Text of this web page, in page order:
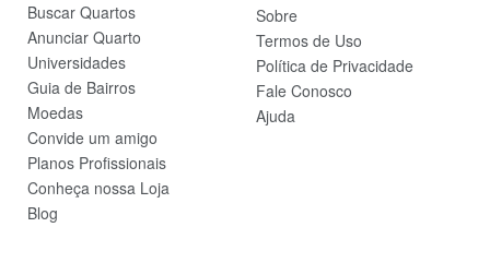
Buscar Quartos
Anunciar Quarto
Universidades
Guia de Bairros
Moedas
Convide um amigo
Planos Profissionais
Conheça nossa Loja
Blog
Sobre
Termos de Uso
Política de Privacidade
Fale Conosco
Ajuda